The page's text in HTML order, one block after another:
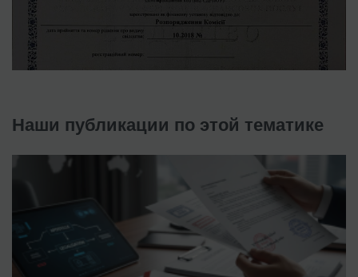
Наши публикации по этой тематике